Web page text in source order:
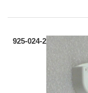
925-024-2